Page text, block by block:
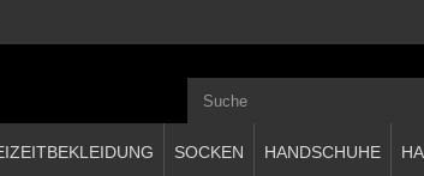
SOCKEN HANDSCHUHE